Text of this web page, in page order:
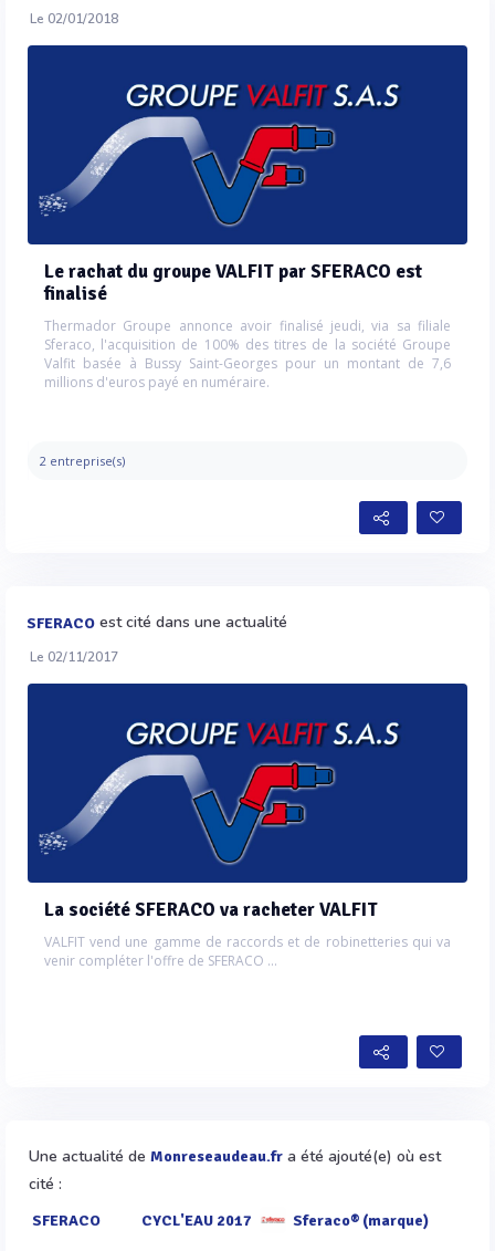
Le 02/01/2018
Le rachat du groupe VALFIT par SFERACO est
finalisé
Thermador Groupe annonce avoir finalisé jeudi, via sa filiale
Sferaco, l'acquisition de 100% des titres de la société Groupe
Valfit basée à Bussy Saint-Georges pour un montant de 7,6
millions d'euros payé en numéraire.
2 entreprise(s)
SFERACO est cité dans une actualité
Le 02/11/2017
La société SFERACO va racheter VALFIT
VALFIT vend une gamme de raccords et de robinetteries qui va
venir compléter l'offre de SFERACO ...
Une actualité de Monreseaudeau.fr a été ajouté(e) où est
cité :
SFERACO CYCL'EAU 2017 Sferaco® (marque)